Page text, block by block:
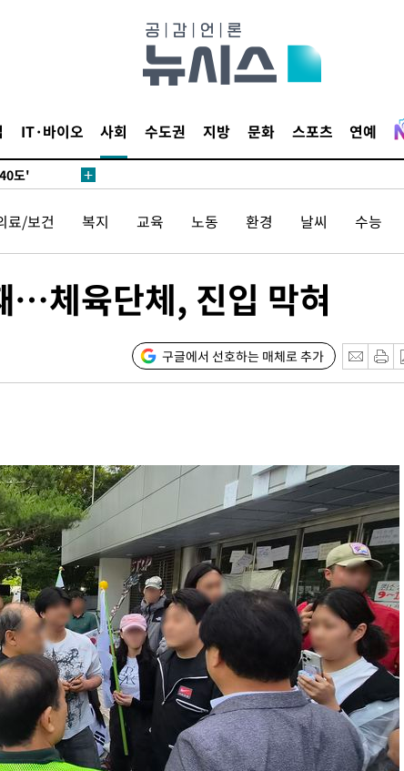
IT·바이오 사회 수도권 지방 문화 스포츠 연예
]
있어"
도'
마감
포착
다"
위협"
할까
불가피"
계태세 강
"
씨]
있어"
'충격·당황'
도'
사 혐의
마감
료/보건 복지 교육 노동 환경 날씨 수능
…체육단체, 진입 막혀
구글에서 선호하는 매체로 추가